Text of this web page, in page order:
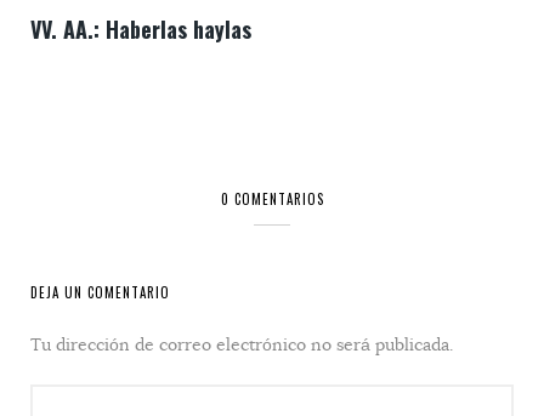
VV. AA.: Haberlas haylas
0 COMENTARIOS
DEJA UN COMENTARIO
Tu dirección de correo electrónico no será publicada.